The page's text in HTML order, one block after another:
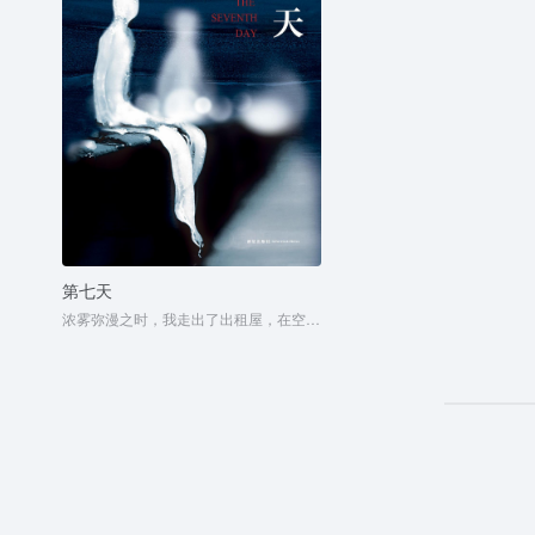
第七天
浓雾弥漫之时，我走出了出租屋，在空虚混沌的城市里孑孓而行。